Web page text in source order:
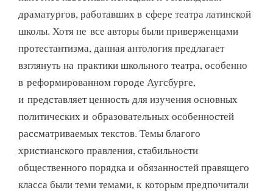
драматургов, работавших в сфере театра латинской
школы. Хотя не все авторы были приверженцами
протестантизма, данная антология предлагает
взглянуть на практики школьного театра, особенно
в реформированном городе Аугсбурге,
и представляет ценность для изучения основных
политических и образовательных особенностей
рассматриваемых текстов. Темы благого
христианского правления, стабильности
общественного порядка и обязанностей правящего
класса были теми темами, к которым предпочитали